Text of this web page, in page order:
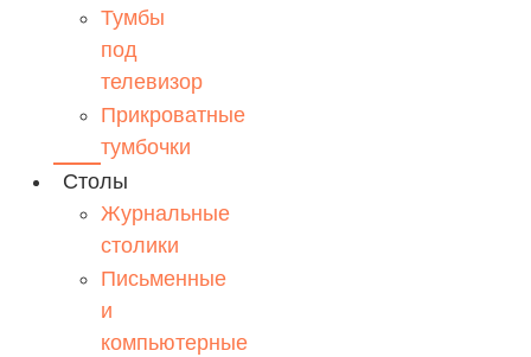
Тумбы
под
телевизор
Прикроватные
тумбочки
Столы
Журнальные
столики
Письменные
и
компьютерные